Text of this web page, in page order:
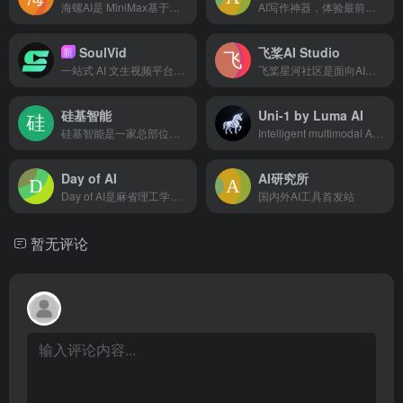
新 SoulVid 飞桨AI Studio
硅基智能 Uni-1 by Luma AI
Day of AI AI研究所
国内外AI工具首发站
暂无评论